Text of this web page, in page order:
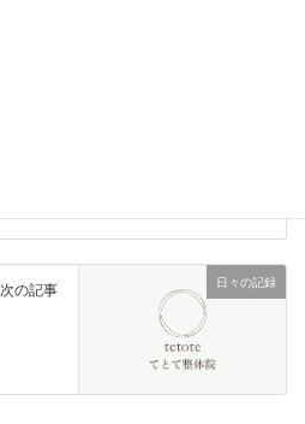
日々の記録
次の記事